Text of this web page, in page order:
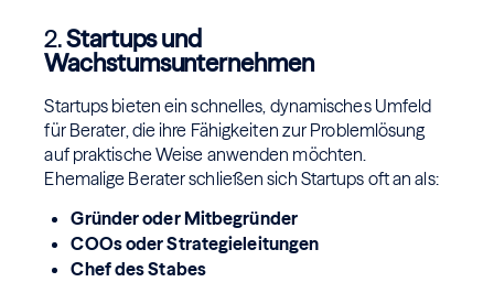
2.Startups und
Wachstumsunternehmen
Startups bieten ein schnelles, dynamisches Umfeld
für Berater, die ihre Fähigkeiten zur Problemlösung
auf praktische Weise anwenden möchten.
Ehemalige Berater schließen sich Startups oft an als:
Gründer oder Mitbegründer
COOs oder Strategieleitungen
Chef des Stabes